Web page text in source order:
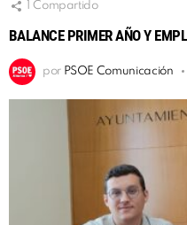
Compartido
BALANCE PRIMER AÑO Y
por PSOE Comunicación